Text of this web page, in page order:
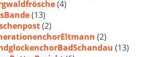
(4)
(13)
(2)
(2)
(13)